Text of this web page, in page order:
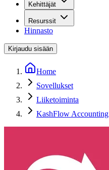
Kehittäjät
Resurssit
Hinnasto
Kirjaudu sisään
Home
Sovellukset
Liiketoiminta
KashFlow Accounting